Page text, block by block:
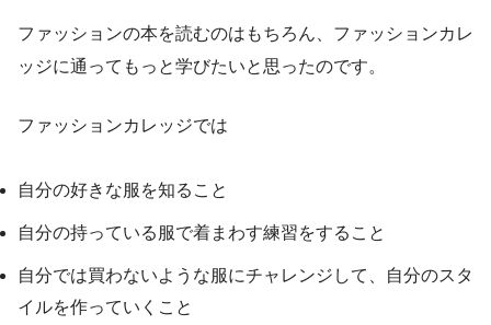
ファッションの本を読むのはもちろん、ファッションカレ
ッジに通ってもっと学びたいと思ったのです。
ファッションカレッジでは
自分の好きな服を知ること
自分の持っている服で着まわす練習をすること
自分では買わないような服にチャレンジして、自分のスタ
イルを作っていくこと